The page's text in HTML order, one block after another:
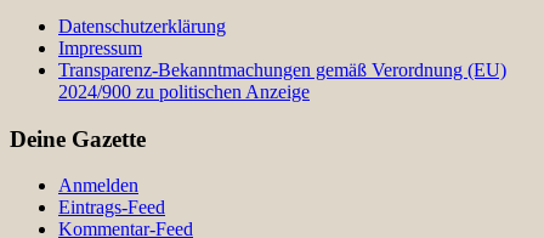
Datenschutzerklärung
Impressum
Transparenz-Bekanntmachungen gemäß Verordnung (EU)
2024/900 zu politischen Anzeige
Deine Gazette
Anmelden
Eintrags-Feed
Kommentar-Feed